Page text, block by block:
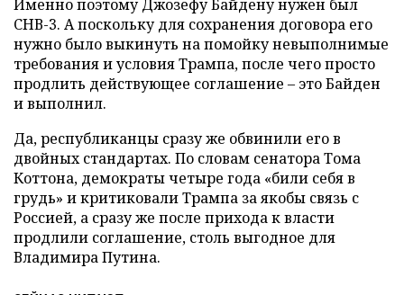
Именно поэтому Джозефу Байдену нужен был
СНВ-3. А поскольку для сохранения договора его
нужно было выкинуть на помойку невыполнимые
требования и условия Трампа, после чего просто
продлить действующее соглашение – это Байден
и выполнил.
Да, республиканцы сразу же обвинили его в
двойных стандартах. По словам сенатора Тома
Коттона, демократы четыре года «били себя в
грудь» и критиковали Трампа за якобы связь с
Россией, а сразу же после прихода к власти
продлили соглашение, столь выгодное для
Владимира Путина.